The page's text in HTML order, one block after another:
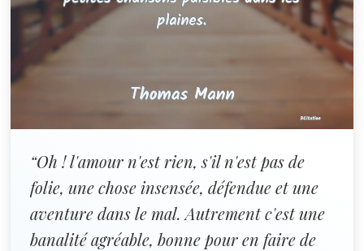
“Oh ! l'amour n'est rien, s'il n'est pas de
folie, une chose insensée, défendue et une
aventure dans le mal. Autrement c'est une
banalité agréable, bonne pour en faire de